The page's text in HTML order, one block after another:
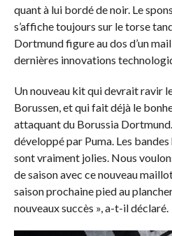
quant à lui bordé de noir. Le
s’affiche toujours sur le torse
Dortmund figure au dos d’un
dernières innovations
Un nouveau kit qui devrait ravir
Borussen, et qui fait déjà le
attaquant du Borussia Dortmund.
développé par Puma. Les
sont vraiment jolies. Nous
de saison avec ce nouveau
saison prochaine pied au
nouveaux succès », a-t-il déclaré.